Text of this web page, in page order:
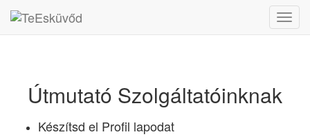
Útmutató Szolgáltatóinknak
Készítsd el Profil lapodat